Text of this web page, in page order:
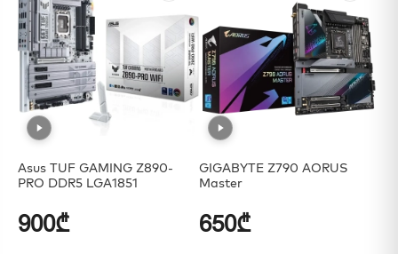
Asus TUF GAMING Z890-
PRO DDR5 LGA1851
900₾
GIGABYTE Z790 AORUS
Master
650₾